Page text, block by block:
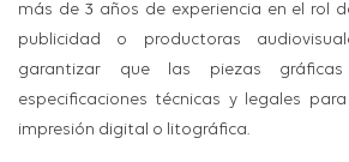
más de 3 años de experiencia en el rol
publicidad o productoras
garantizar que las piezas
especificaciones técnicas y legales
impresión digital o litográfica.